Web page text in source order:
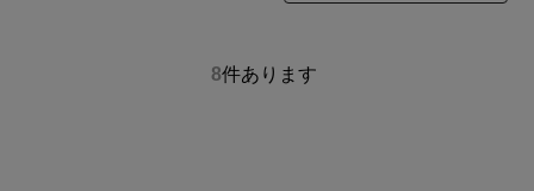
8件あります